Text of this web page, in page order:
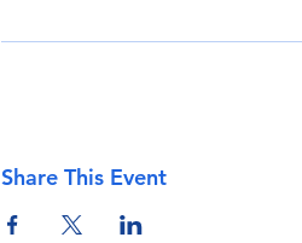
Share This Event